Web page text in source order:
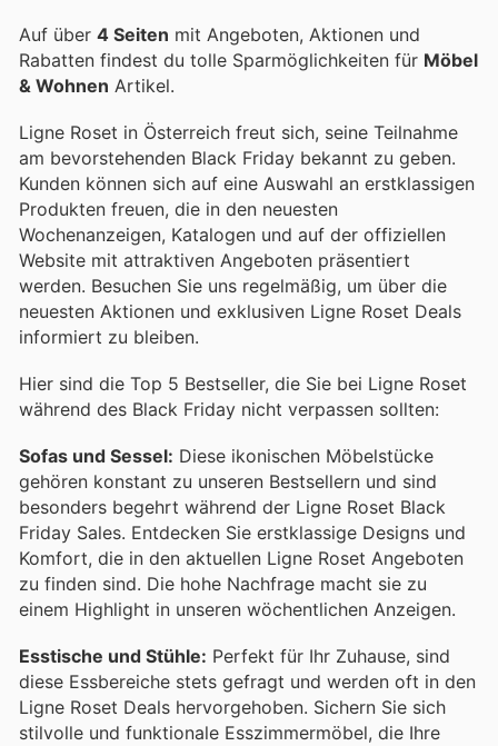
Auf über 4 Seiten mit Angeboten, Aktionen und
Rabatten findest du tolle Sparmöglichkeiten für Möbel
& Wohnen Artikel.
Ligne Roset in Österreich freut sich, seine Teilnahme
am bevorstehenden Black Friday bekannt zu geben.
Kunden können sich auf eine Auswahl an erstklassigen
Produkten freuen, die in den neuesten
Wochenanzeigen, Katalogen und auf der offiziellen
Website mit attraktiven Angeboten präsentiert
werden. Besuchen Sie uns regelmäßig, um über die
neuesten Aktionen und exklusiven Ligne Roset Deals
informiert zu bleiben.
Hier sind die Top 5 Bestseller, die Sie bei Ligne Roset
während des Black Friday nicht verpassen sollten:
Sofas und Sessel: Diese ikonischen Möbelstücke
gehören konstant zu unseren Bestsellern und sind
besonders begehrt während der Ligne Roset Black
Friday Sales. Entdecken Sie erstklassige Designs und
Komfort, die in den aktuellen Ligne Roset Angeboten
zu finden sind. Die hohe Nachfrage macht sie zu
einem Highlight in unseren wöchentlichen Anzeigen.
Esstische und Stühle: Perfekt für Ihr Zuhause, sind
diese Essbereiche stets gefragt und werden oft in den
Ligne Roset Deals hervorgehoben. Sichern Sie sich
stilvolle und funktionale Esszimmermöbel, die Ihre